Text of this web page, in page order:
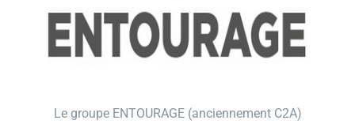
Le groupe ENTOURAGE (anciennement C2A)